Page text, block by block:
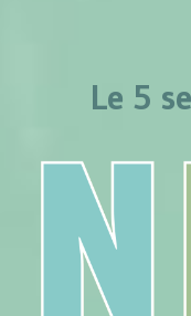
Le 5